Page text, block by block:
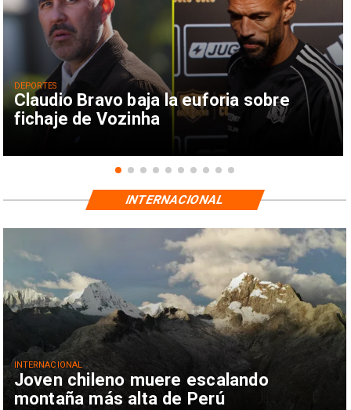
Claudio Bravo baja la euforia sobre
fichaje de Vozinha
DEPORTES
Joven chileno muere escalando
montaña más alta de Perú
INTERNACIONAL
INTERNACIONAL